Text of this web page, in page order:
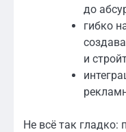
до
гибко
и
Не всё так гладко: